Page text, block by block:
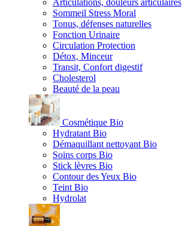
Articulations, douleurs articulaires
Sommeil Stress Moral
Tonus, défenses naturelles
Fonction Urinaire
Circulation Protection
Détox, Minceur
Transit, Confort digestif
Cholesterol
Beauté de la peau
Cosmétique Bio
Hydratant Bio
Démaquillant nettoyant Bio
Soins corps Bio
Stick lèvres Bio
Contour des Yeux Bio
Teint Bio
Hydrolat